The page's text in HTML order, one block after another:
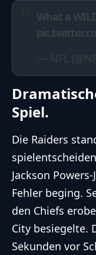
Spiel.
Die Raiders
Jackson
Fehler beging.
den Chiefs
City besiegelte.
Sekunden vor